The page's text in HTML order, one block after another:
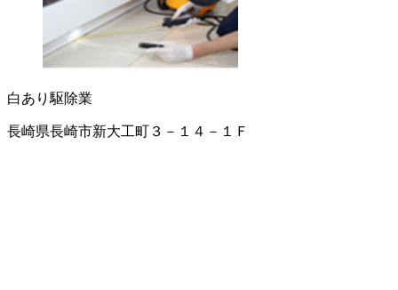
白あり駆除業
長崎県長崎市新大工町３－１４－１Ｆ